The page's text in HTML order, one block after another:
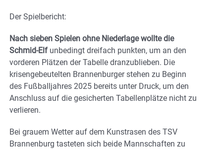
Der Spielbericht:
Nach sieben Spielen ohne Niederlage wollte die
Schmid-Elfunbedingt dreifach punkten, um an den
vorderen Plätzen der Tabelle dranzublieben. Die
krisengebeutelten Brannenburger stehen zu Beginn
des Fußballjahres 2025 bereits unter Druck, um den
Anschluss auf die gesicherten Tabellenplätze nicht zu
verlieren.
Bei grauem Wetter auf dem Kunstrasen des TSV
Brannenburg tasteten sich beide Mannschaften zu